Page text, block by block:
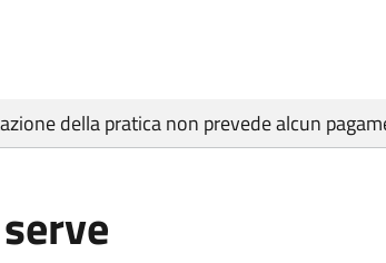
della pratica non prevede alcun